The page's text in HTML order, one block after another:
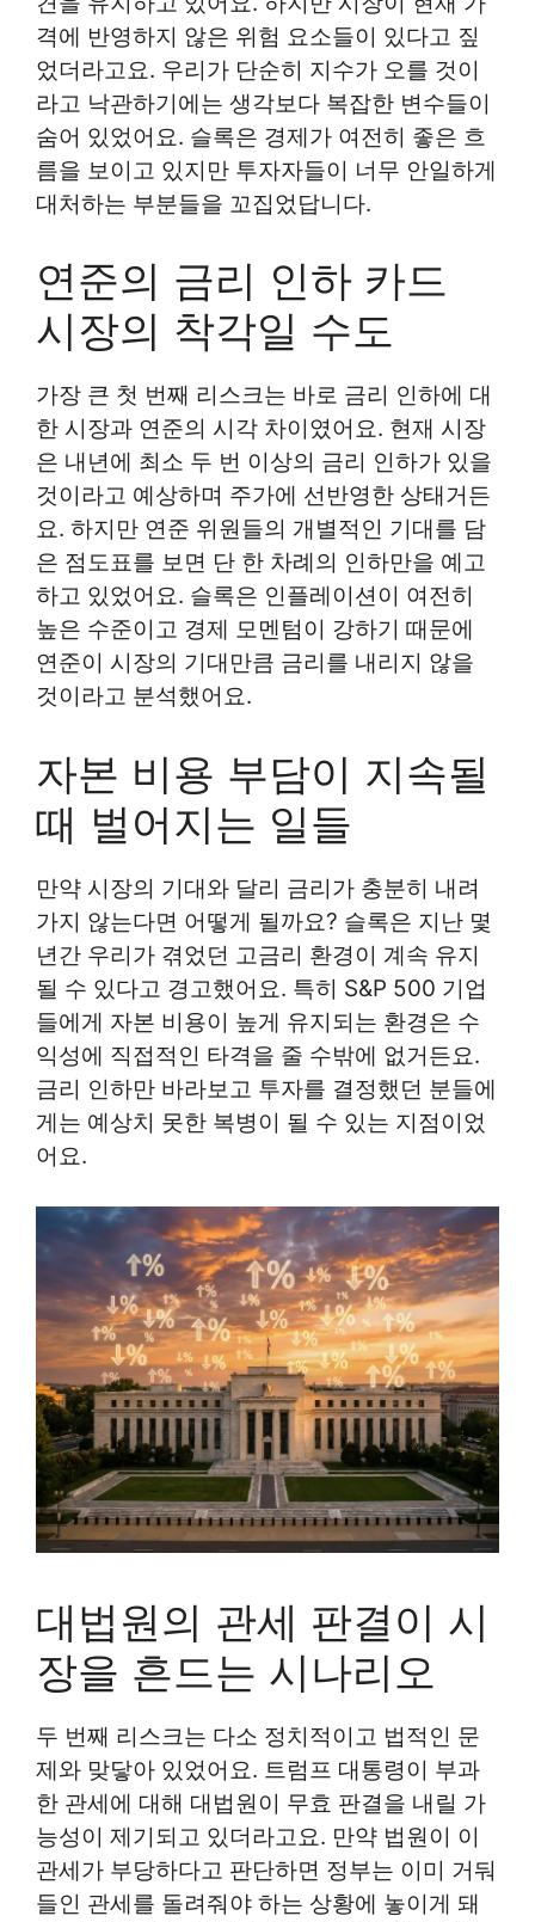
격에 반영하지 않은 위험 요소들이 있다고 짚
었더라고요. 우리가 단순히 지수가 오를 것이
라고 낙관하기에는 생각보다 복잡한 변수들이
숨어 있었어요. 슬록은 경제가 여전히 좋은 흐
름을 보이고 있지만 투자자들이 너무 안일하게
대처하는 부분들을 꼬집었답니다.
연준의 금리 인하 카드
시장의 착각일 수도
가장 큰 첫 번째 리스크는 바로 금리 인하에 대
한 시장과 연준의 시각 차이였어요. 현재 시장
은 내년에 최소 두 번 이상의 금리 인하가 있을
것이라고 예상하며 주가에 선반영한 상태거든
요. 하지만 연준 위원들의 개별적인 기대를 담
은 점도표를 보면 단 한 차례의 인하만을 예고
하고 있었어요. 슬록은 인플레이션이 여전히
높은 수준이고 경제 모멘텀이 강하기 때문에
연준이 시장의 기대만큼 금리를 내리지 않을
것이라고 분석했어요.
자본 비용 부담이 지속될
때 벌어지는 일들
만약 시장의 기대와 달리 금리가 충분히 내려
가지 않는다면 어떻게 될까요? 슬록은 지난 몇
년간 우리가 겪었던 고금리 환경이 계속 유지
될 수 있다고 경고했어요. 특히 S&P 500 기업
들에게 자본 비용이 높게 유지되는 환경은 수
익성에 직접적인 타격을 줄 수밖에 없거든요.
금리 인하만 바라보고 투자를 결정했던 분들에
게는 예상치 못한 복병이 될 수 있는 지점이었
어요.
대법원의 관세 판결이 시
장을 흔드는 시나리오
두 번째 리스크는 다소 정치적이고 법적인 문
제와 맞닿아 있었어요. 트럼프 대통령이 부과
한 관세에 대해 대법원이 무효 판결을 내릴 가
능성이 제기되고 있더라고요. 만약 법원이 이
관세가 부당하다고 판단하면 정부는 이미 거둬
들인 관세를 돌려줘야 하는 상황에 놓이게 돼